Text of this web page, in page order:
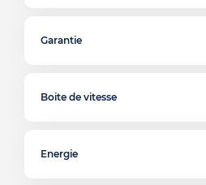
Garantie
Boite de vitesse
Energie